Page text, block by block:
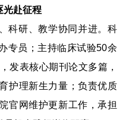
光赴征程
科研、教学协同并进。科
专员；主持临床试验50余
发表核心期刊论文多篇，
护理新生力量；负责优质
官网维护更新工作，承担